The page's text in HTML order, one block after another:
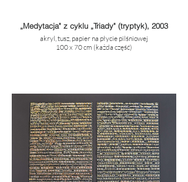
„Medytacja" z cyklu „Triady" (tryptyk), 2003
akryl, tusz, papier na płycie pilśniowej
100 x 70 cm (każda część)